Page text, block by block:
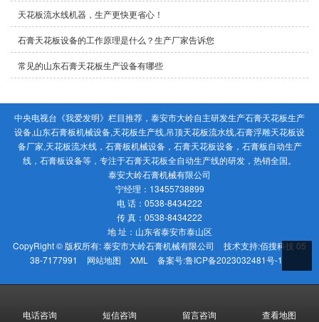
天花板流水线机器，生产更快更省心！
石膏天花板设备的工作原理是什么？生产厂家告诉您
常见的山东石膏天花板生产设备有哪些
中央电视台《我爱发明》栏目推荐，泰安市大岭自主研发生产石膏天花板生产
设备,山东石膏板机械设备,天花板生产线,吊顶天花板流水线,石膏浮雕天花板设
备厂家,天花板流水线，石膏板机械设备，石膏天花板设备，石膏板自动生产
线，石膏板设备等，专注于石膏天花板全自动生产线的研发，热销全国。
泰安大岭石膏机械有限公司
宁经理：13455738899
电 话：0538-8434222
传 真：0538-8434222
地 址：山东省泰安市泰山区
CopyRight © 版权所有:泰安市大岭石膏机械有限公司 技术支持:佰搜科技 05
38-7177991
网站地图 XML 备案号:鲁ICP备2023032481号-1
电话咨询 短信咨询 留言咨询 查看地图